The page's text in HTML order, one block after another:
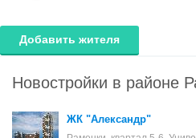
Добавить жителя
Новостройки в районе
ЖК "Александр"